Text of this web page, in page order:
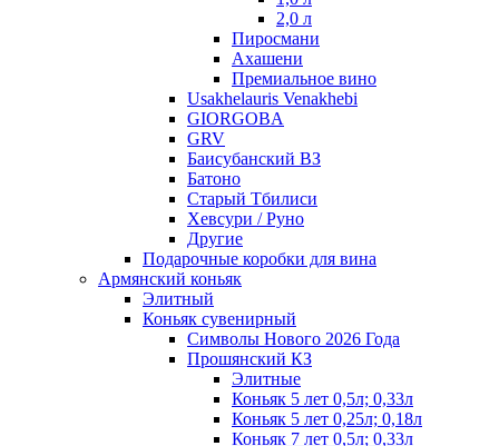
2,0 л
Пиросмани
Ахашени
Премиальное вино
Usakhelauris Venakhebi
GIORGOBA
GRV
Баисубанский ВЗ
Батоно
Старый Тбилиси
Хевсури / Руно
Другие
Подарочные коробки для вина
Армянский коньяк
Элитный
Коньяк сувенирный
Символы Нового 2026 Года
Прошянский КЗ
Элитные
Коньяк 5 лет 0,5л; 0,33л
Коньяк 5 лет 0,25л; 0,18л
Коньяк 7 лет 0,5л; 0,33л